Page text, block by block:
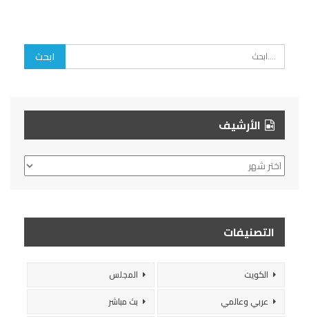
الأرشيف
الأرشيف
التصنيفات
الكويت
المجلس
عربي وعالمي
بث مباشر